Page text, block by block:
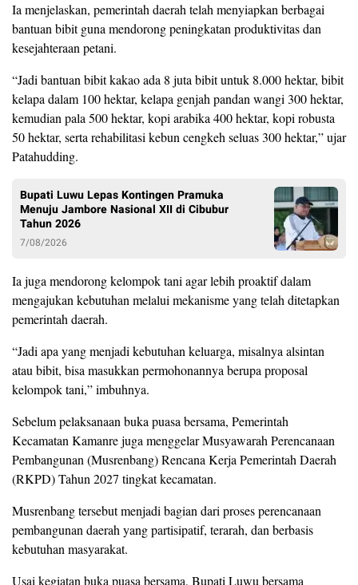
Ia menjelaskan, pemerintah daerah telah menyiapkan berbagai
bantuan bibit guna mendorong peningkatan produktivitas dan
kesejahteraan petani.
“Jadi bantuan bibit kakao ada 8 juta bibit untuk 8.000 hektar, bibit
kelapa dalam 100 hektar, kelapa genjah pandan wangi 300 hektar,
kemudian pala 500 hektar, kopi arabika 400 hektar, kopi robusta
50 hektar, serta rehabilitasi kebun cengkeh seluas 300 hektar,” ujar
Patahudding.
Bupati Luwu Lepas Kontingen Pramuka
Menuju Jambore Nasional XII di Cibubur
Tahun 2026
7/08/2026
Ia juga mendorong kelompok tani agar lebih proaktif dalam
mengajukan kebutuhan melalui mekanisme yang telah ditetapkan
pemerintah daerah.
“Jadi apa yang menjadi kebutuhan keluarga, misalnya alsintan
atau bibit, bisa masukkan permohonannya berupa proposal
kelompok tani,” imbuhnya.
Sebelum pelaksanaan buka puasa bersama, Pemerintah
Kecamatan Kamanre juga menggelar Musyawarah Perencanaan
Pembangunan (Musrenbang) Rencana Kerja Pemerintah Daerah
(RKPD) Tahun 2027 tingkat kecamatan.
Musrenbang tersebut menjadi bagian dari proses perencanaan
pembangunan daerah yang partisipatif, terarah, dan berbasis
kebutuhan masyarakat.
Usai kegiatan buka puasa bersama, Bupati Luwu bersama